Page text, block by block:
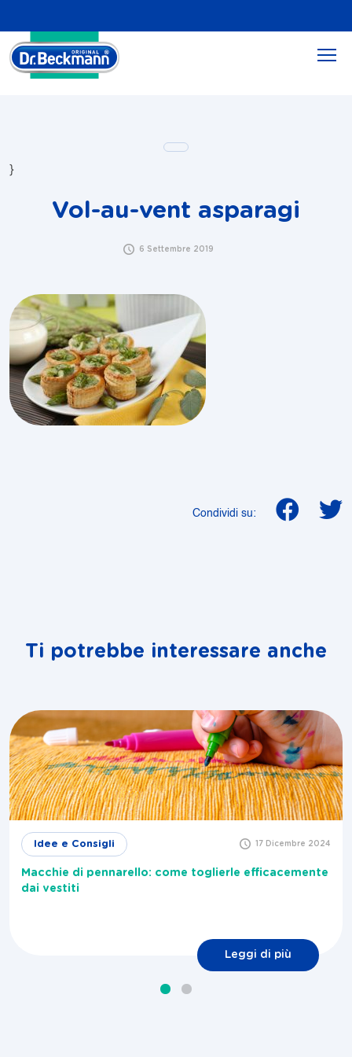
}
Vol-au-vent asparagi
6 Settembre 2019
Condividi su:
Ti potrebbe interessare anche
Idee e Consigli 17 Dicembre 2024
Macchie di pennarello: come toglierle efficacemente
dai vestiti
Leggi di più